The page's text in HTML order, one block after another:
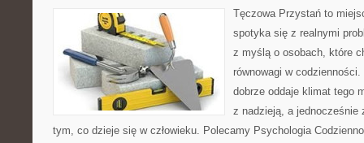
Tęczowa Przystań to
spotyka się z realnymi
z myślą o osobach, które
równowagi w
dobrze oddaje klimat tego
z nadzieją, a jednocześnie
tym, co dzieje się w człowieku. Polecamy Psychologia